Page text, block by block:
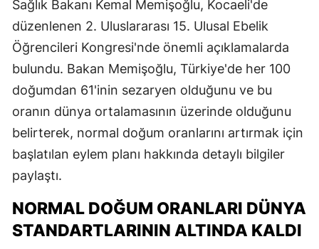
Sağlık Bakanı Kemal Memişoğlu, Kocaeli'de
düzenlenen 2. Uluslararası 15. Ulusal Ebelik
Öğrencileri Kongresi'nde önemli açıklamalarda
bulundu. Bakan Memişoğlu, Türkiye'de her 100
doğumdan 61'inin sezaryen olduğunu ve bu
oranın dünya ortalamasının üzerinde olduğunu
belirterek, normal doğum oranlarını artırmak için
başlatılan eylem planı hakkında detaylı bilgiler
paylaştı.
NORMAL DOĞUM ORANLARI DÜNYA
STANDARTLARININ ALTINDA KALDI